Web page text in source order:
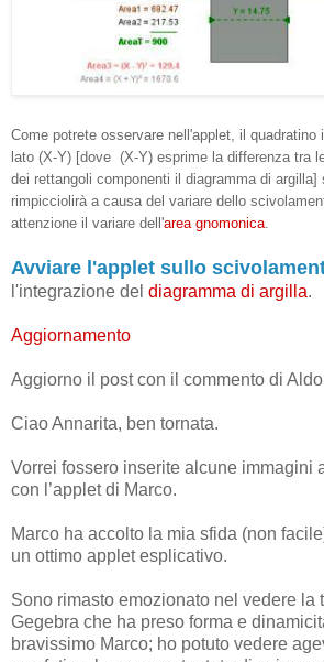
Come potrete osservare nell'applet, il quadratino
lato (X-Y) [dove (X-Y) esprime la differenza tra
dei rettangoli componenti il diagramma di argilla]
rimpicciolirà a causa del variare dello
attenzione il variare dell'area gnomonica.
Avviare l'applet sullo
l'integrazione del diagramma di argilla.
Aggiornamento
Aggiorno il post con il commento di
Ciao Annarita, ben tornata.
Vorrei fossero inserite alcune immagini
con l’applet di Marco.
Marco ha accolto la mia sfida (non
un ottimo applet esplicativo.
Sono rimasto emozionato nel vedere la
Gegebra che ha preso forma e
bravissimo Marco; ho potuto vedere